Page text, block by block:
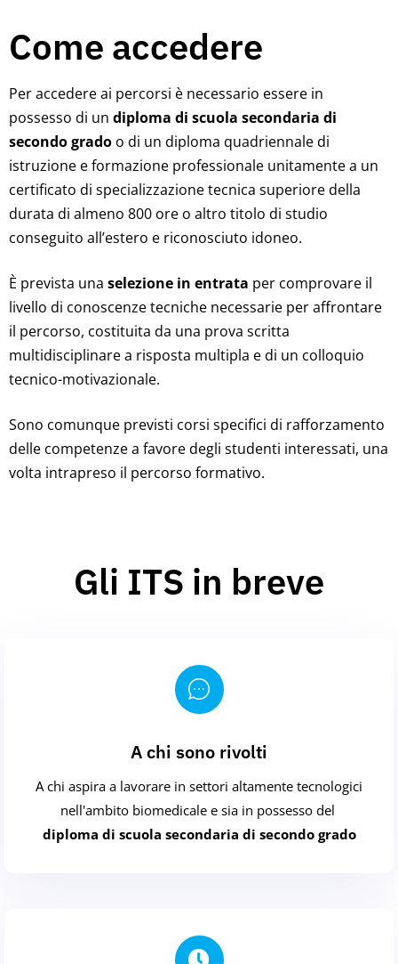
Come accedere
Per accedere ai percorsi è necessario essere in
possesso di un diploma di scuola secondaria di
secondo grado o di un diploma quadriennale di
istruzione e formazione professionale unitamente a un
certificato di specializzazione tecnica superiore della
durata di almeno 800 ore o altro titolo di studio
conseguito all’estero e riconosciuto idoneo.
È prevista una selezione in entrata per comprovare il
livello di conoscenze tecniche necessarie per affrontare
il percorso, costituita da una prova scritta
multidisciplinare a risposta multipla e di un colloquio
tecnico-motivazionale.
Sono comunque previsti corsi specifici di rafforzamento
delle competenze a favore degli studenti interessati, una
volta intrapreso il percorso formativo.
Gli ITS in breve
A chi sono rivolti
A chi aspira a lavorare in settori altamente tecnologici
nell'ambito biomedicale e sia in possesso del
diploma di scuola secondaria di secondo grado